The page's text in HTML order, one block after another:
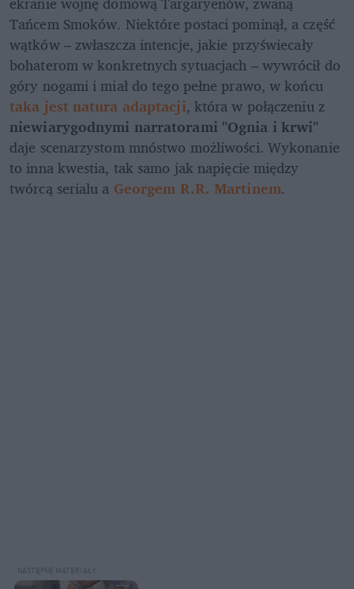
Tańcem Smoków. Niektóre postaci pominął, a część
wątków – zwłaszcza intencje, jakie przyświecały
bohaterom w konkretnych sytuacjach – wywrócił do
góry nogami i miał do tego pełne prawo, w końcu
taka jest natura adaptacji
, która w połączeniu z
niewiarygodnymi narratorami "Ognia i krwi"
daje scenarzystom mnóstwo możliwości. Wykonanie
to inna kwestia, tak samo jak napięcie między
twórcą serialu a Georgem R.R. Martinem.